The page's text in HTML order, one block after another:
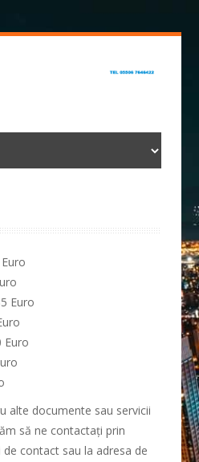
Euro
Euro
alte documente sau servicii
să ne contactați prin
contact sau la adresa de